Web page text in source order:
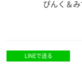
ぴんく＆
LINEで送る